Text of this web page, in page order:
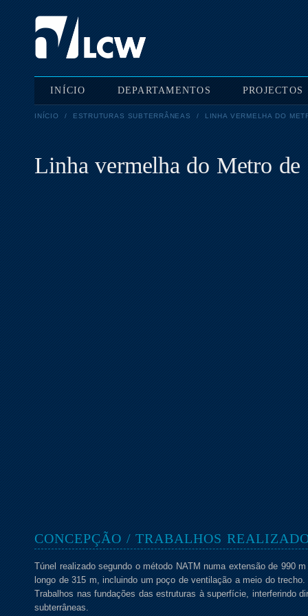
INÍCIO DEPARTAMENTOS PROJECTOS
INÍCIO / ESTRUTURAS SUBTERRÂNEAS / LINHA VERMELHA DO
Linha vermelha do Metro
CONCEPÇÃO / TRABALHOS
Túnel realizado segundo o método NATM numa extensão de 990
longo de 315 m, incluindo um poço de ventilação a meio do trecho.
Trabalhos nas fundações das estruturas à superfície, interferindo
subterrâneas.